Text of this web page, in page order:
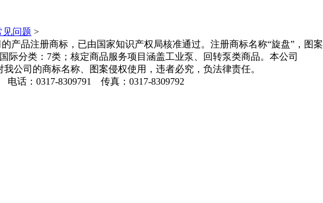
见问题 >
产品注册商标，已由国家知识产权局核准通过。注册商标名称“旋盘”，图案
际分类：7类；核定商品服务项目涵盖工业泵、回转泵类商品。本公司
公司的商标名称、图案侵权使用，违者必究，负法律责任。
电话：0317-8309791 传真：0317-8309792